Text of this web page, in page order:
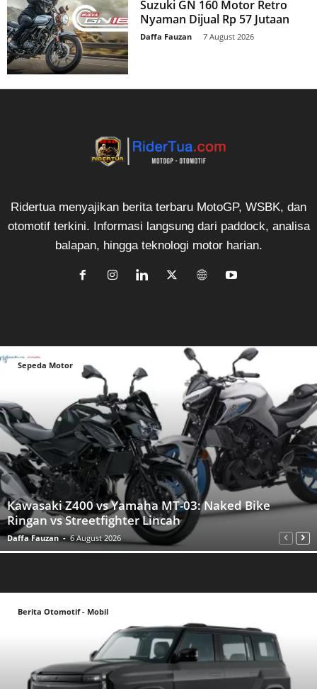
Suzuki GN 160 Motor Retro
Nyaman Dijual Rp 57 Jutaan
Daffa Fauzan 7 August 2026
Ridertua menyajikan berita terbaru MotoGP, WSBK, dan
otomotif terkini. Informasi langsung dari paddock, analisa
balapan, hingga teknologi motor harian.
Sepeda Motor
Kawasaki Z400 vs Yamaha MT-03: Naked Bike
Ringan vs Streetfighter Lincah
Daffa Fauzan - 6 August 2026
Berita Otomotif - Mobil